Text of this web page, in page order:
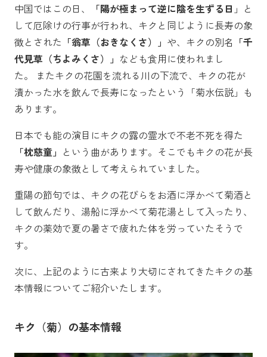
中国ではこの日、
「陽が極まって逆に陰を生ずる日 」と
して厄除けの行事が行われ、キクと同じように長寿の象
徴とされた 「翁草（おきなくさ）」 や、キクの別名 「千
代見草（ちよみくさ）」 なども食用に使われまし
た。 またキクの花園を流れる川の下流で、キクの花が
漬かった水を飲んで長寿になったという「菊水伝説」も
あります。
日本でも能の演目にキクの露の霊水で不老不死を得た
「枕慈童」 という曲があります。そこでもキクの花が長
寿や健康の象徴として考えられていました。
重陽の節句では、キクの花びらをお酒に浮かべて菊酒と
して飲んだり、湯船に浮かべて菊花湯として入ったり、
キクの薬効で夏の暑さで疲れた体を労っていたそうで
す。
次に、上記のように古来より大切にされてきたキクの基
本情報についてご紹介いたします。
キク（菊）の基本情報